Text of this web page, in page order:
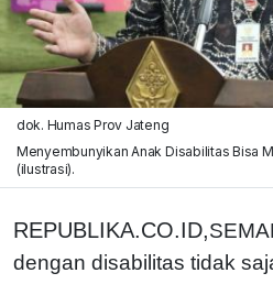
dok. Humas Prov Jateng
Menyembunyikan Anak Disabilitas Bisa
(ilustrasi).
REPUBLIKA.CO.ID,
dengan disabilitas tidak